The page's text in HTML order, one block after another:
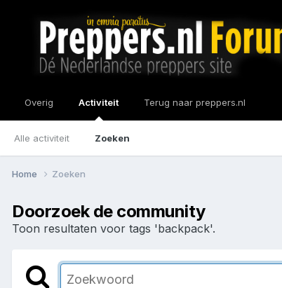
Overig Activiteit
Alle activiteit Zoeken
Terug naar preppers.nl
Home Zoeken
Doorzoek de community
Toon resultaten voor tags 'backpack'.